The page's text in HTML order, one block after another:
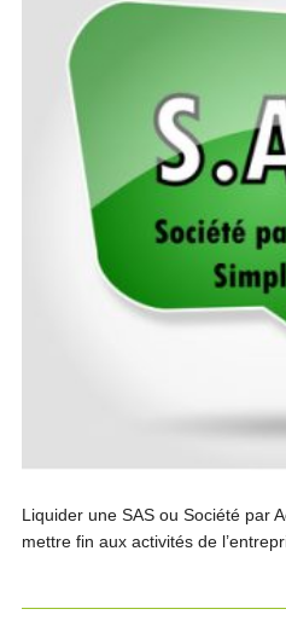
Liquider une SAS ou Société par
mettre fin aux activités de